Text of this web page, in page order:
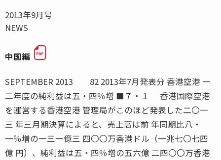
2013年9月号
NEWS
中国編
SEPTEMBER 2013 82 2013年7月発表分 香港空港 一
二年度の純利益は五・四％増 ■７・１ 香港国際空港
を運営する香港空港 管理局がこのほど発表した二〇一
三 年三月期決算によると、売上高は前 年同期比八・
一％増の一三一億三 四〇〇万香港ドル（一兆七〇七四
億 円）、純利益は五・四％増の五六億 二四〇〇万香港